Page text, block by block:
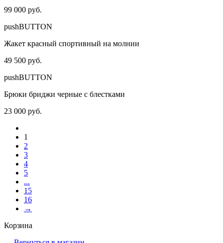
99 000 руб.
pushBUTTON
Жакет красный спортивный на молнии
49 500 руб.
pushBUTTON
Брюки бриджи черные с блестками
23 000 руб.
1
2
3
4
5
...
15
16
→
Корзина